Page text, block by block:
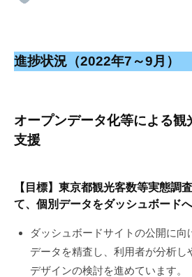
進捗状況（2022年7～9月）
オープンデータ化等による観
支援
【目標】東京都観光客数等実態調
て、個別データをダッシュボード
ダッシュボードサイトの公開に向
データを精査し、利用者が分析し
デザインの検討を進めています。